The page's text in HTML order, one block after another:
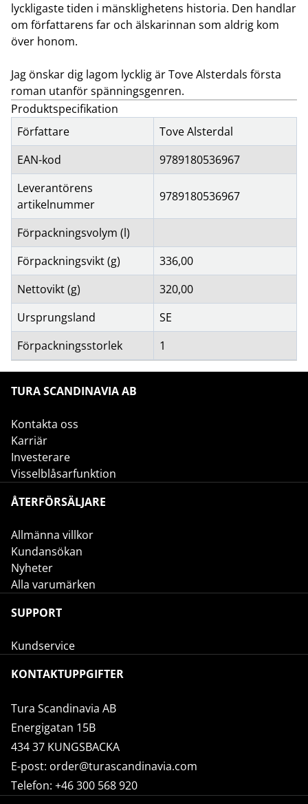
lyckligaste tiden i mänsklighetens historia. Den handlar
om författarens far och älskarinnan som aldrig kom
över honom.
Jag önskar dig lagom lycklig är Tove Alsterdals första
roman utanför spänningsgenren.
Produktspecifikation
Författare
Tove Alsterdal
EAN-kod
9789180536967
Leverantörens
artikelnummer
9789180536967
Förpackningsvolym (l)
Förpackningsvikt (g)
336,00
Nettovikt (g)
320,00
Ursprungsland
SE
Förpackningsstorlek
1
TURA SCANDINAVIA AB
Kontakta oss
Karriär
Investerare
Visselblåsarfunktion
ÅTERFÖRSÄLJARE
Allmänna villkor
Kundansökan
Nyheter
Alla varumärken
SUPPORT
Kundservice
KONTAKTUPPGIFTER
Tura Scandinavia AB
Energigatan 15B
434 37 KUNGSBACKA
E-post: order@turascandinavia.com
Telefon: +46 300 568 920